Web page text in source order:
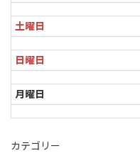
土曜日
日曜日
月曜日
カテゴリー